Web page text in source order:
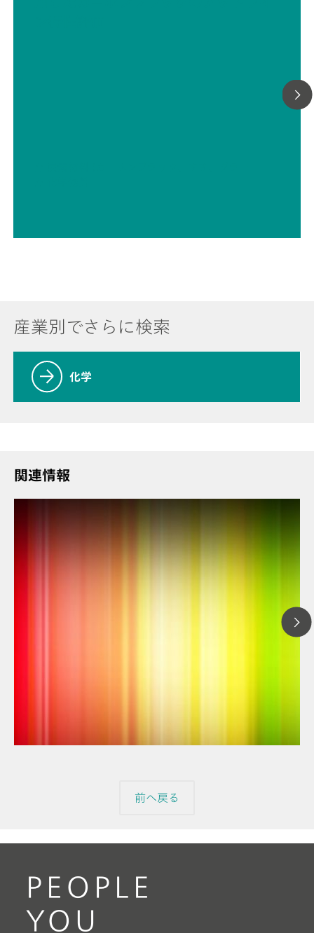
産業別でさらに検索
化学
関連情報
前へ戻る
PEOPLE
YOU